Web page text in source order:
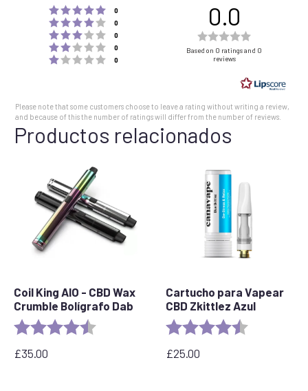
Rating 5 out of 5 stars
0
Rating 4 out of 5 stars
0
Rating 3 out of 5 stars
0
Rating 2 out of 5 stars
0
Rating 1 out of 5 stars
0
0.0
0.0
of
stars
Based on 0 ratings and 0
reviews
Please note that some customers choose to leave a rating without writing a review,
and because of this the number of ratings will differ from the number of reviews.
Productos relacionados
Coil King AIO - CBD Wax
Crumble Bolígrafo Dab
Rating: 4.8 out of 5 stars
£35.00
Cartucho para Vapear
CBD Zkittlez Azul
Rating: 4.6 out of 5
£25.00